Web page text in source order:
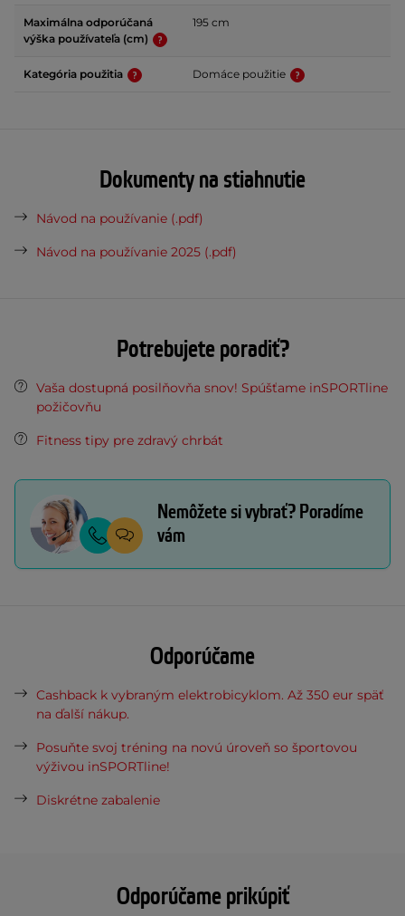
Odporúčame prikúpiť
Maximálna odporúčaná
výška používateľa (cm)
195 cm
Kategória použitia Domáce použitie
Dokumenty na stiahnutie
Návod na používanie (.pdf)
Návod na používanie 2025 (.pdf)
Potrebujete poradiť?
Vaša dostupná posilňovňa snov! Spúšťame inSPORTline
požičovňu
Fitness tipy pre zdravý chrbát
Nemôžete si vybrať? Poradíme
vám
Odporúčame
Cashback k vybraným elektrobicyklom. Až 350 eur späť
na ďalší nákup.
Posuňte svoj tréning na novú úroveň so športovou
výživou inSPORTline!
Diskrétne zabalenie